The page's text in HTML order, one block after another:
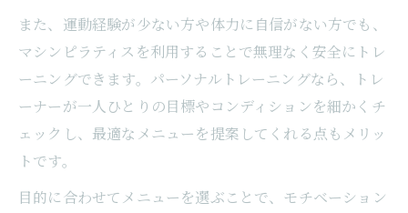
また、運動経験が少ない方や体力に自信がない方でも、
マシンピラティスを利用することで無理なく安全にトレ
ーニングできます。パーソナルトレーニングなら、トレ
ーナーが一人ひとりの目標やコンディションを細かくチ
ェックし、最適なメニューを提案してくれる点もメリッ
トです。
目的に合わせてメニューを選ぶことで、モチベーション